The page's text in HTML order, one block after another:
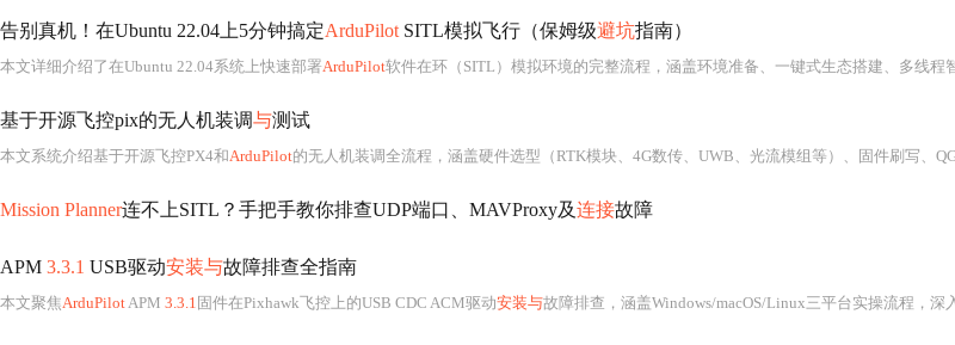
告别真机！在Ubuntu 22.04上5分钟搞定ArduPilot SITL模拟飞行（保姆级避坑指南）
本文详细介绍了在Ubuntu 22.04系统上快速部署ArduPilot软件在环（SITL）模拟环境的完整流程，涵盖环境准备、一键式生态搭建、多线程智能编
基于开源飞控pix的无人机装调与测试
本文系统介绍基于开源飞控PX4和ArduPilot的无人机装调全流程，涵盖硬件选型（RTK模块、4G数传、UWB、光流模组等）、固件刷写、
Mission Planner连不上SITL？手把手教你排查UDP端口、MAVProxy及连接故障
APM 3.3.1 USB驱动安装与故障排查全指南
本文聚焦ArduPilotAPM 3.3.1 固件在Pixhawk飞控上的USB CDC ACM驱动安装与故障排查，涵盖Windows/macOS/Linux三平台实操流程，深入解析固件层USB协议栈重构、操作系统驱动签名策略适配及硬件电气